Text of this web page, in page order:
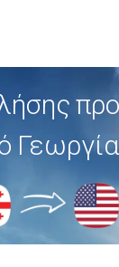
Γεωργία